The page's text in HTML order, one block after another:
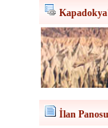
İlan Panosu